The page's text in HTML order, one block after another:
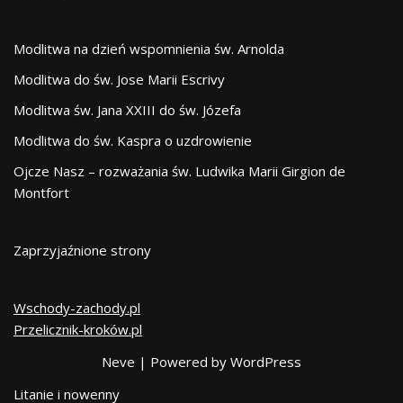
Modlitwa na dzień wspomnienia św. Arnolda
Modlitwa do św. Jose Marii Escrivy
Modlitwa św. Jana XXIII do św. Józefa
Modlitwa do św. Kaspra o uzdrowienie
Ojcze Nasz – rozważania św. Ludwika Marii Girgion de
Montfort
Zaprzyjaźnione strony
Wschody-zachody.pl
Przelicznik-kroków.pl
Neve | Powered by WordPress
Litanie i nowenny